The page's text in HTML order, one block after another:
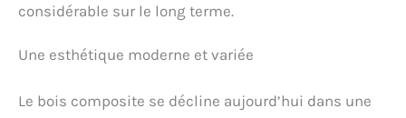
considérable sur le long terme.
Une esthétique moderne et variée
Le bois composite se décline aujourd’hui dans une